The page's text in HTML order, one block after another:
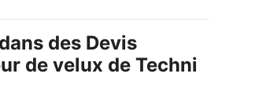
des Devis
de velux de Techni